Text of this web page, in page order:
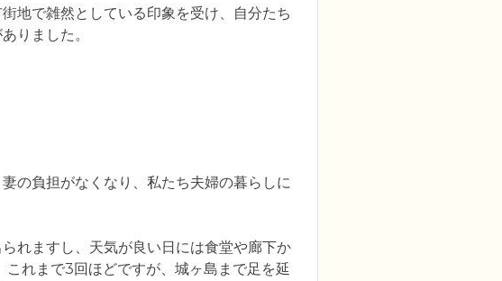
地で雑然としている印象を受け、自分たち
りました。
の負担がなくなり、私たち夫婦の暮らしに
れますし、天気が良い日には食堂や廊下か
れまで3回ほどですが、城ヶ島まで足を延